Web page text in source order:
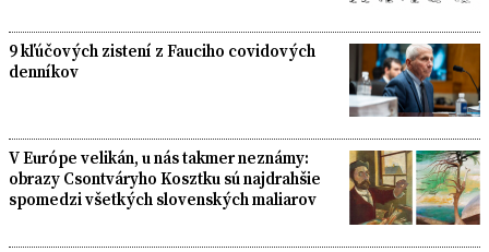
9 kľúčových zistení z Fauciho covidových
denníkov
V Európe velikán, u nás takmer neznámy:
obrazy Csontváryho Kosztku sú najdrahšie
spomedzi všetkých slovenských maliarov